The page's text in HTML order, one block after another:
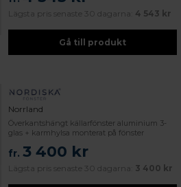
Lägsta pris senaste 30 dagarna: 4 543 kr
Gå till produkt
Norrland
Överkantshängt källarfönster aluminium 3-
glas + karmhylsa monterat på fönster
fr. 3 400 kr
Lägsta pris senaste 30 dagarna: 3 400 kr